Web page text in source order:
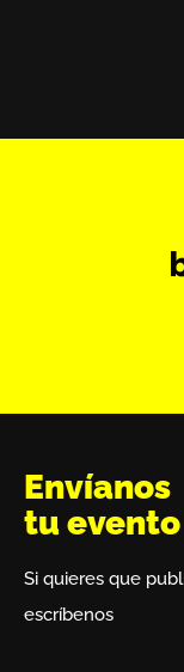
Envíanos
tu evento
Si quieres que
escríbenos